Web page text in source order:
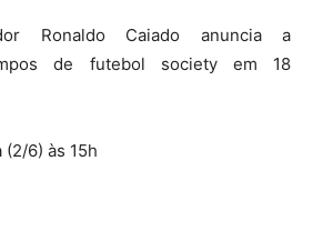
Ronaldo Caiado anuncia a
de futebol society em 18
6) às 15h